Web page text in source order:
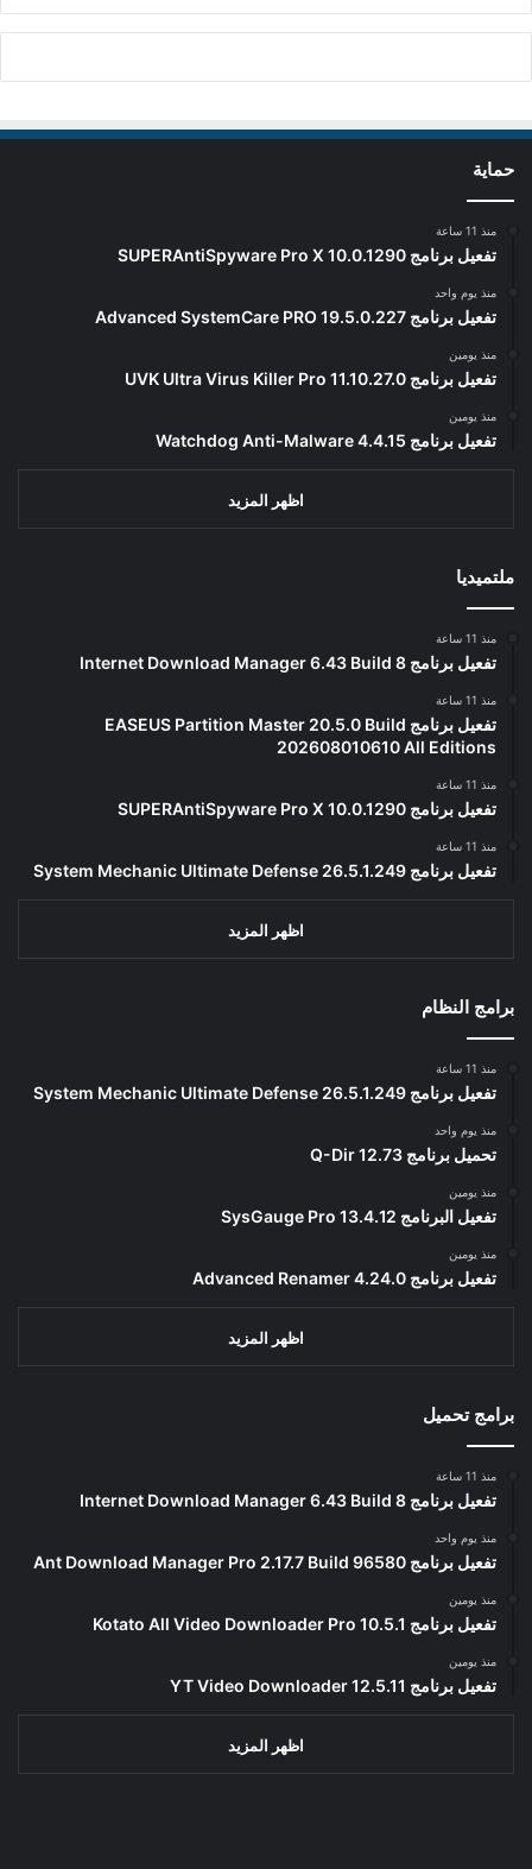
حماية
منذ 11 ساعة
تفعيل برنامج SUPERAntiSpyware Pro X 10.0.1290
منذ يوم واحد
تفعيل برنامج Advanced SystemCare PRO 19.5.0.227
منذ يومين
تفعيل برنامج UVK Ultra Virus Killer Pro 11.10.27.0
منذ يومين
تفعيل برنامج Watchdog Anti-Malware 4.4.15
اظهر المزيد
ملتميديا
منذ 11 ساعة
تفعيل برنامج Internet Download Manager 6.43 Build 8
منذ 11 ساعة
تفعيل برنامج EASEUS Partition Master 20.5.0 Build
202608010610 All Editions
منذ 11 ساعة
تفعيل برنامج SUPERAntiSpyware Pro X 10.0.1290
منذ 11 ساعة
تفعيل برنامج System Mechanic Ultimate Defense 26.5.1.249
اظهر المزيد
برامج النظام
منذ 11 ساعة
تفعيل برنامج System Mechanic Ultimate Defense 26.5.1.249
منذ يوم واحد
تحميل برنامج Q-Dir 12.73
منذ يومين
تفعيل البرنامج 13.4.12 SysGauge Pro
منذ يومين
تفعيل برنامج Advanced Renamer 4.24.0
اظهر المزيد
برامج تحميل
منذ 11 ساعة
تفعيل برنامج Internet Download Manager 6.43 Build 8
منذ يوم واحد
تفعيل برنامج Ant Download Manager Pro 2.17.7 Build 96580
منذ يومين
تفعيل برنامج Kotato All Video Downloader Pro 10.5.1
منذ يومين
تفعيل برنامج YT Video Downloader 12.5.11
اظهر المزيد